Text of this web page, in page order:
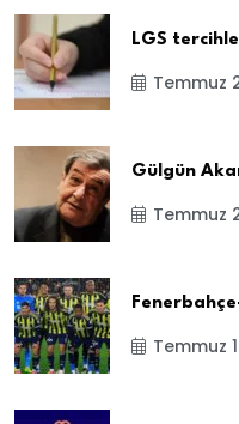
LGS
Temmuz
Gülgün
Temmuz
Temmuz